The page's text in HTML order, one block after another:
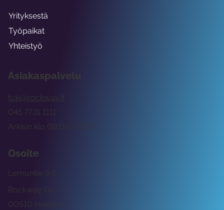
Asiakaspalvelu
tuki@rockway.fi
Arkisin klo 09:00 -15:00
045 7731 1111
Osoite
Rockway Oy
Lemuntie 3-5
00510 Helsinki
Yrityksestä
Työpaikat
Yhteistyö